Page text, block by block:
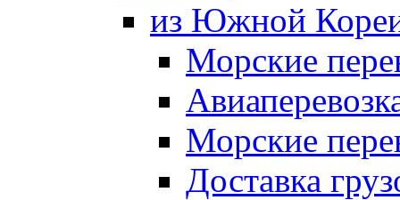
из Южной
Морские
Морские
Доставка